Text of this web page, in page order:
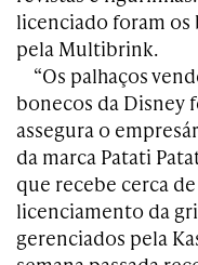
licenciado foram os
pela Multibrink.
“Os palhaços
bonecos da Disney
assegura o
da marca Patati
que recebe cerca
licenciamento da
gerenciados pela